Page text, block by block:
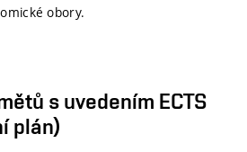
obory.
s uvedením ECTS
plán)